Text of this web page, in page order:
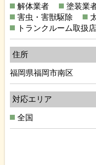
解体業者
塗装業
害虫・害獣駆除
トランクルーム取扱店
住所
福岡県福岡市南区
対応エリア
全国